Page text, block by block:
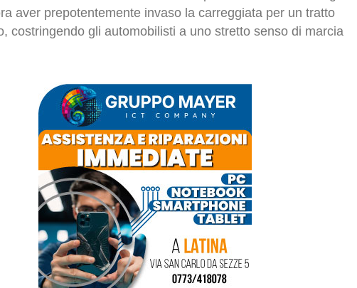
aver prepotentemente invaso la carreggiata per un tratto
costringendo gli automobilisti a uno stretto senso di marcia